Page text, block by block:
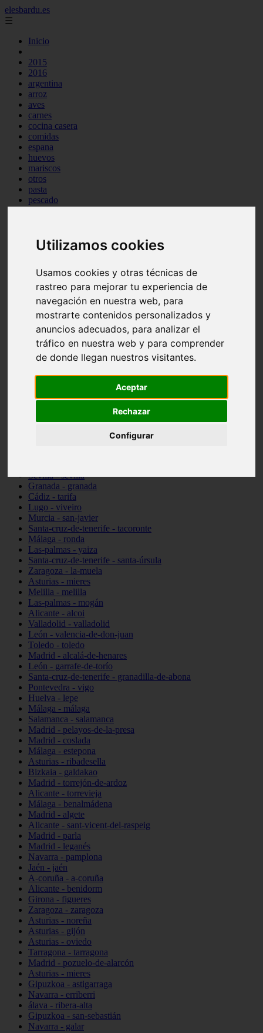
Utilizamos cookies
Usamos cookies y otras técnicas de
rastreo para mejorar tu experiencia de
navegación en nuestra web, para
mostrarte contenidos personalizados y
anuncios adecuados, para analizar el
tráfico en nuestra web y para comprender
de donde llegan nuestros visitantes.
Aceptar
Rechazar
Configurar
elesbardu.es
☰
Inicio
2015
2016
argentina
arroz
aves
carnes
cocina casera
comidas
espana
huevos
mariscos
otros
pasta
pescado
tag
venezuela
vocabulario de cocina
Madrid - pozuelo-de-alarcón
Teruel - sarrión
Cádiz - algodonales
Illes-balears - inca
Madrid - madrid
Málaga - torremolinos
Asturias - oviedo
Cádiz - el-puerto-de-santa-maría
Toledo - illescas
Málaga - marbella
Barcelona - barcelona
Sevilla - sevilla
Granada - granada
Cádiz - tarifa
Lugo - viveiro
Murcia - san-javier
Santa-cruz-de-tenerife - tacoronte
Málaga - ronda
Las-palmas - yaiza
Santa-cruz-de-tenerife - santa-úrsula
Zaragoza - la-muela
Asturias - mieres
Melilla - melilla
Las-palmas - mogán
Alicante - alcoi
Valladolid - valladolid
León - valencia-de-don-juan
Toledo - toledo
Madrid - alcalá-de-henares
León - garrafe-de-torío
Santa-cruz-de-tenerife - granadilla-de-abona
Pontevedra - vigo
Huelva - lepe
Málaga - málaga
Salamanca - salamanca
Madrid - pelayos-de-la-presa
Madrid - coslada
Málaga - estepona
Asturias - ribadesella
Bizkaia - galdakao
Madrid - torrejón-de-ardoz
Alicante - torrevieja
Málaga - benalmádena
Madrid - algete
Alicante - sant-vicent-del-raspeig
Madrid - parla
Madrid - leganés
Navarra - pamplona
Jaén - jaén
A-coruña - a-coruña
Alicante - benidorm
Girona - figueres
Zaragoza - zaragoza
Asturias - noreña
Asturias - gijón
Asturias - oviedo
Tarragona - tarragona
Madrid - pozuelo-de-alarcón
Asturias - mieres
Gipuzkoa - astigarraga
Navarra - erriberri
álava - ribera-alta
Gipuzkoa - san-sebastián
Navarra - galar